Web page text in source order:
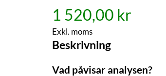
1 520,00 kr
Exkl. moms
Beskrivning
Vad påvisar analysen?